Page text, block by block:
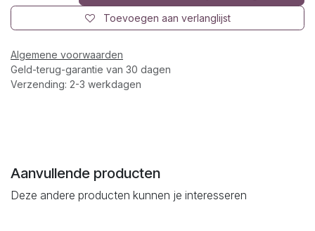
Toevoegen aan verlanglijst
Algemene voorwaarden
Geld-terug-garantie van 30 dagen
Verzending: 2-3 werkdagen
Aanvullende producten
Deze andere producten kunnen je interesseren